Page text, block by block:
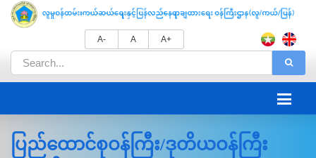
A- A A+
ပြည်ထောင်စုဝန်ကြီး/ဒုတိယဝန်ကြီး